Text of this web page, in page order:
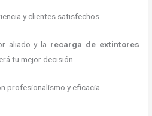
y clientes satisfechos.
aliado y la recarga de extintores
tu mejor decisión.
profesionalismo y eficacia.